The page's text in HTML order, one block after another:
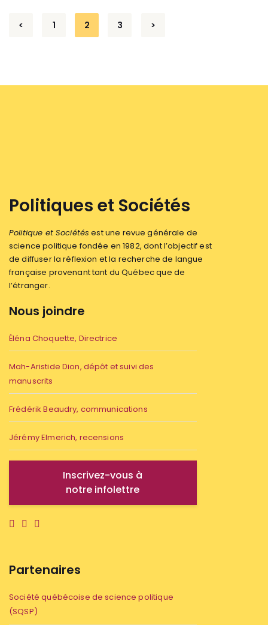
Navigation
articles
< 1 2 3 >
Politiques et Sociétés
Politique et Sociétés est une revue générale de
science politique fondée en 1982, dont l’objectif est
de diffuser la réflexion et la recherche de langue
française provenant tant du Québec que de
l’étranger.
Nous joindre
Éléna Choquette, Directrice
Mah-Aristide Dion, dépôt et suivi des
manuscrits
Frédérik Beaudry, communications
Jérémy Elmerich, recensions
Inscrivez-vous à
notre infolettre
Partenaires
Société québécoise de science politique
(SQSP)